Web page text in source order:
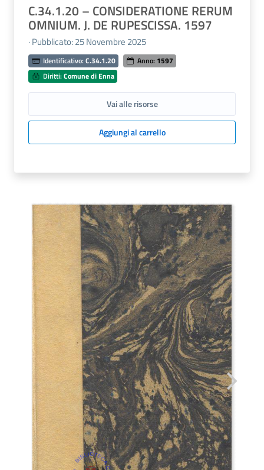
C.34.1.20 – CONSIDERATIONE RERUM
OMNIUM. J. DE RUPESCISSA. 1597
· Pubblicato: 25 Novembre 2025
Identificativo: C.34.1.20 Anno: 1597
Diritti:Comune di Enna
Vai alle risorse
Aggiungi al carrello